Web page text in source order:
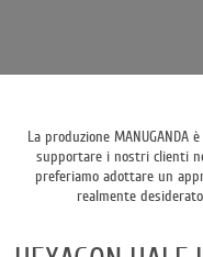
La produzione
supportare i nostri clienti
preferiamo adottare un
realmente